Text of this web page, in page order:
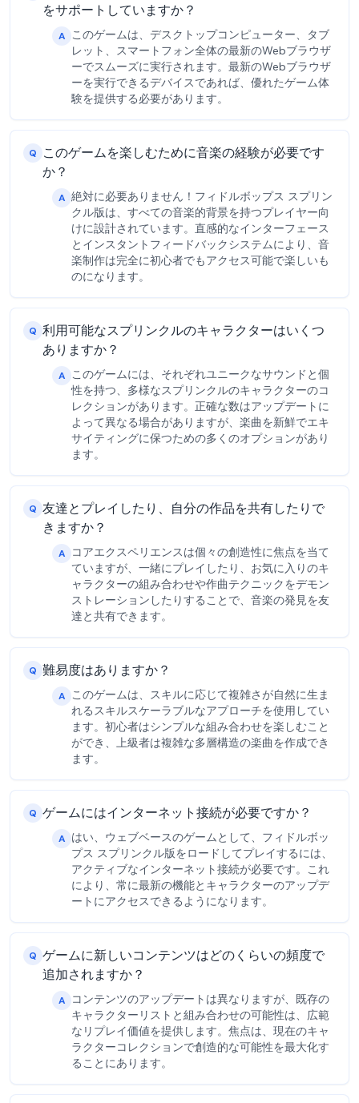
をサポートしていますか？
A このゲームは、デスクトップコンピューター、タブ
レット、スマートフォン全体の最新のWebブラウザ
ーでスムーズに実行されます。最新のWebブラウザ
ーを実行できるデバイスであれば、優れたゲーム体
験を提供する必要があります。
Q
このゲームを楽しむために音楽の経験が必要です
か？
A 絶対に必要ありません！フィドルボップス スプリン
クル版は、すべての音楽的背景を持つプレイヤー向
けに設計されています。直感的なインターフェース
とインスタントフィードバックシステムにより、音
楽制作は完全に初心者でもアクセス可能で楽しいも
のになります。
Q 利用可能なスプリンクルのキャラクターはいくつ
ありますか？
A このゲームには、それぞれユニークなサウンドと個
性を持つ、多様なスプリンクルのキャラクターのコ
レクションがあります。正確な数はアップデートに
よって異なる場合がありますが、楽曲を新鮮でエキ
サイティングに保つための多くのオプションがあり
ます。
Q 友達とプレイしたり、自分の作品を共有したりで
きますか？
A
コアエクスペリエンスは個々の創造性に焦点を当て
ていますが、一緒にプレイしたり、お気に入りのキ
ャラクターの組み合わせや作曲テクニックをデモン
ストレーションしたりすることで、音楽の発見を友
達と共有できます。
Q 難易度はありますか？
A このゲームは、スキルに応じて複雑さが自然に生ま
れるスキルスケーラブルなアプローチを使用してい
ます。初心者はシンプルな組み合わせを楽しむこと
ができ、上級者は複雑な多層構造の楽曲を作成でき
ます。
Q ゲームにはインターネット接続が必要ですか？
A はい、ウェブベースのゲームとして、フィドルボッ
プス スプリンクル版をロードしてプレイするには、
アクティブなインターネット接続が必要です。これ
により、常に最新の機能とキャラクターのアップデ
ートにアクセスできるようになります。
Q ゲームに新しいコンテンツはどのくらいの頻度で
追加されますか？
A
コンテンツのアップデートは異なりますが、既存の
キャラクターリストと組み合わせの可能性は、広範
なリプレイ価値を提供します。焦点は、現在のキャ
ラクターコレクションで創造的な可能性を最大化す
ることにあります。